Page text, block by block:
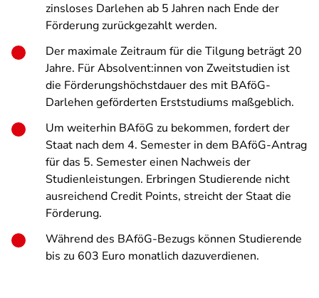
zinsloses Darlehen ab 5 Jahren nach Ende der
Förderung zurückgezahlt werden.
Der maximale Zeitraum für die Tilgung beträgt 20
Jahre. Für Absolvent:innen von Zweitstudien ist
die Förderungshöchstdauer des mit BAföG-
Darlehen geförderten Erststudiums maßgeblich.
Um weiterhin BAföG zu bekommen, fordert der
Staat nach dem 4. Semester in dem BAföG-Antrag
für das 5. Semester einen Nachweis der
Studienleistungen. Erbringen Studierende nicht
ausreichend Credit Points, streicht der Staat die
Förderung.
Während des BAföG-Bezugs können Studierende
bis zu 603 Euro monatlich dazuverdienen.